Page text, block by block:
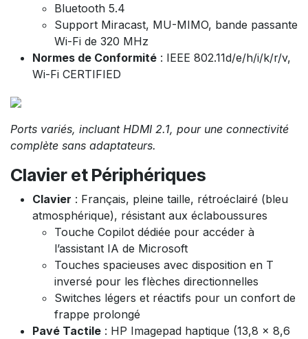
Bluetooth 5.4
Support Miracast, MU-MIMO, bande passante
Wi-Fi de 320 MHz
Normes de Conformité : IEEE 802.11d/e/h/i/k/r/v,
Wi-Fi CERTIFIED
Ports variés, incluant HDMI 2.1, pour une connectivité
complète sans adaptateurs.
Clavier et Périphériques
Clavier : Français, pleine taille, rétroéclairé (bleu
atmosphérique), résistant aux éclaboussures
Touche Copilot dédiée pour accéder à
l’assistant IA de Microsoft
Touches spacieuses avec disposition en T
inversé pour les flèches directionnelles
Switches légers et réactifs pour un confort de
frappe prolongé
Pavé Tactile : HP Imagepad haptique (13,8 x 8,6